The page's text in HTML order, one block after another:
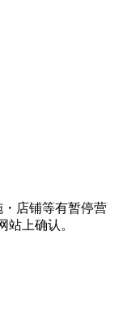
店铺等有暂停营
站上确认。